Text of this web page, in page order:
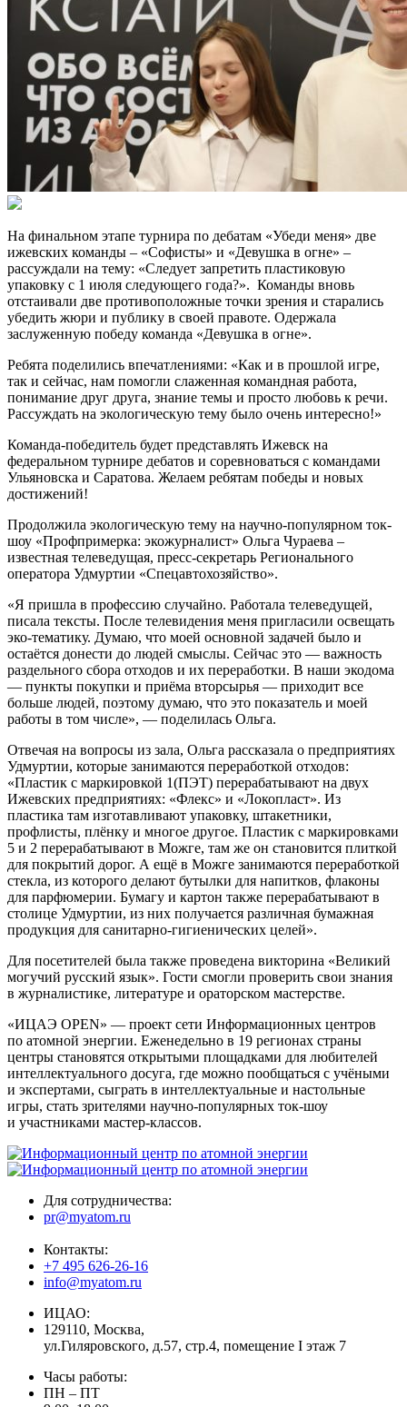
На финальном этапе турнира по дебатам «Убеди меня» две
ижевских команды – «Софисты» и «Девушка в огне» –
рассуждали на тему: «Следует запретить пластиковую
упаковку с 1 июля следующего года?». Команды вновь
отстаивали две противоположные точки зрения и старались
убедить жюри и публику в своей правоте. Одержала
заслуженную победу команда «Девушка в огне».
Ребята поделились впечатлениями: «Как и в прошлой игре,
так и сейчас, нам помогли слаженная командная работа,
понимание друг друга, знание темы и просто любовь к речи.
Рассуждать на экологическую тему было очень интересно!»
Команда-победитель будет представлять Ижевск на
федеральном турнире дебатов и соревноваться с командами
Ульяновска и Саратова. Желаем ребятам победы и новых
достижений!
Продолжила экологическую тему на научно-популярном ток-
шоу «Профпримерка: экожурналист» Ольга Чураева –
известная телеведущая, пресс-секретарь Регионального
оператора Удмуртии «Спецавтохозяйство».
«Я пришла в профессию случайно. Работала телеведущей,
писала тексты. После телевидения меня пригласили освещать
эко-тематику. Думаю, что моей основной задачей было и
остаётся донести до людей смыслы. Сейчас это — важность
раздельного сбора отходов и их переработки. В наши экодома
— пункты покупки и приёма вторсырья — приходит все
больше людей, поэтому думаю, что это показатель и моей
работы в том числе», — поделилась Ольга.
Отвечая на вопросы из зала, Ольга рассказала о предприятиях
Удмуртии, которые занимаются переработкой отходов:
«Пластик с маркировкой 1(ПЭТ) перерабатывают на двух
Ижевских предприятиях: «Флекс» и «Локопласт». Из
пластика там изготавливают упаковку, штакетники,
профлисты, плёнку и многое другое. Пластик с маркировками
5 и 2 перерабатывают в Можге, там же он становится плиткой
для покрытий дорог. А ещё в Можге занимаются переработкой
стекла, из которого делают бутылки для напитков, флаконы
для парфюмерии. Бумагу и картон также перерабатывают в
столице Удмуртии, из них получается различная бумажная
продукция для санитарно-гигиенических целей».
Для посетителей была также проведена викторина «Великий
могучий русский язык». Гости смогли проверить свои знания
в журналистике, литературе и ораторском мастерстве.
«ИЦАЭ OPEN» — проект сети Информационных центров
по атомной энергии. Еженедельно в 19 регионах страны
центры становятся открытыми площадками для любителей
интеллектуального досуга, где можно пообщаться с учёными
и экспертами, сыграть в интеллектуальные и настольные
игры, стать зрителями научно-популярных ток-шоу
и участниками мастер-классов.
Для сотрудничества:
pr@myatom.ru
Контакты:
+7 495 626-26-16
info@myatom.ru
ИЦАО:
129110, Москва,
ул.Гиляровского, д.57, стр.4, помещение I этаж 7
Часы работы:
ПН – ПТ